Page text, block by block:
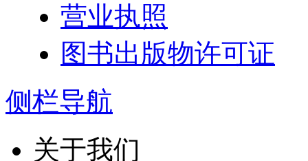
营业执照
图书出版物许可证
侧栏导航
关于我们